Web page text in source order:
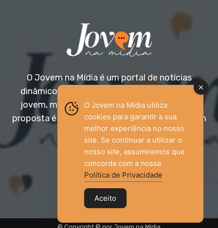
O Jovem na Mídia é um portal de notícias
dinâmico e acessível, voltado para o público
jovem, mas aberto a todas as idades. Nossa
proposta é trazer informação relevante com um
olhar diferenciado.
Entre em contato:
jovemnamidia2017@gmail.com
O Jovem na Mídia utiliza
cookies para garantir a sua
melhor experiência no nosso
site. Se continuar a utilizar o
nosso site, assumiremos que
concorda com a nossa
Política de Privacidade.
Aceito